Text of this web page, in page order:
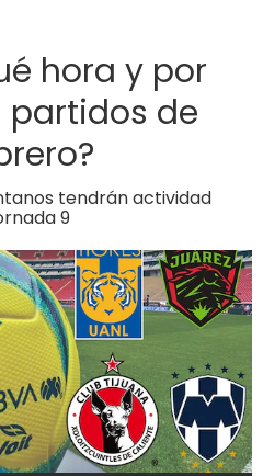
hora y por
partidos de
tendrán actividad
9